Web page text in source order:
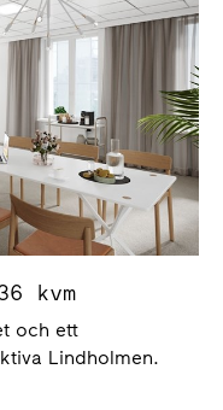
10, 536 kvm
och ett
Lindholmen.